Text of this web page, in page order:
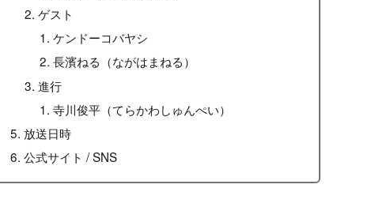
ゲスト
ケンドーコバヤシ
長濱ねる（ながはまねる）
進行
寺川俊平（てらかわしゅんぺい）
放送日時
公式サイト / SNS